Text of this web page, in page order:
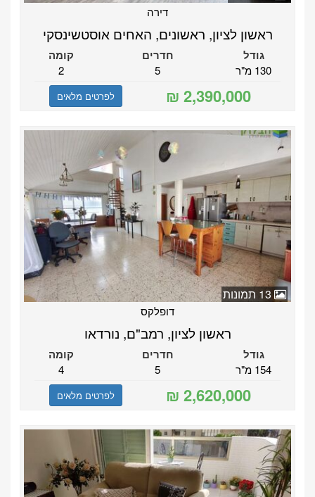
דירה
ראשון לציון, ראשונים, האחים אוסטשינסקי
גודל
130 מ"ר
חדרים
5
קומה
2
לפרטים מלאים
דופלקס
ראשון לציון, רמב"ם, נורדאו
גודל
154 מ"ר
חדרים
5
קומה
4
לפרטים מלאים